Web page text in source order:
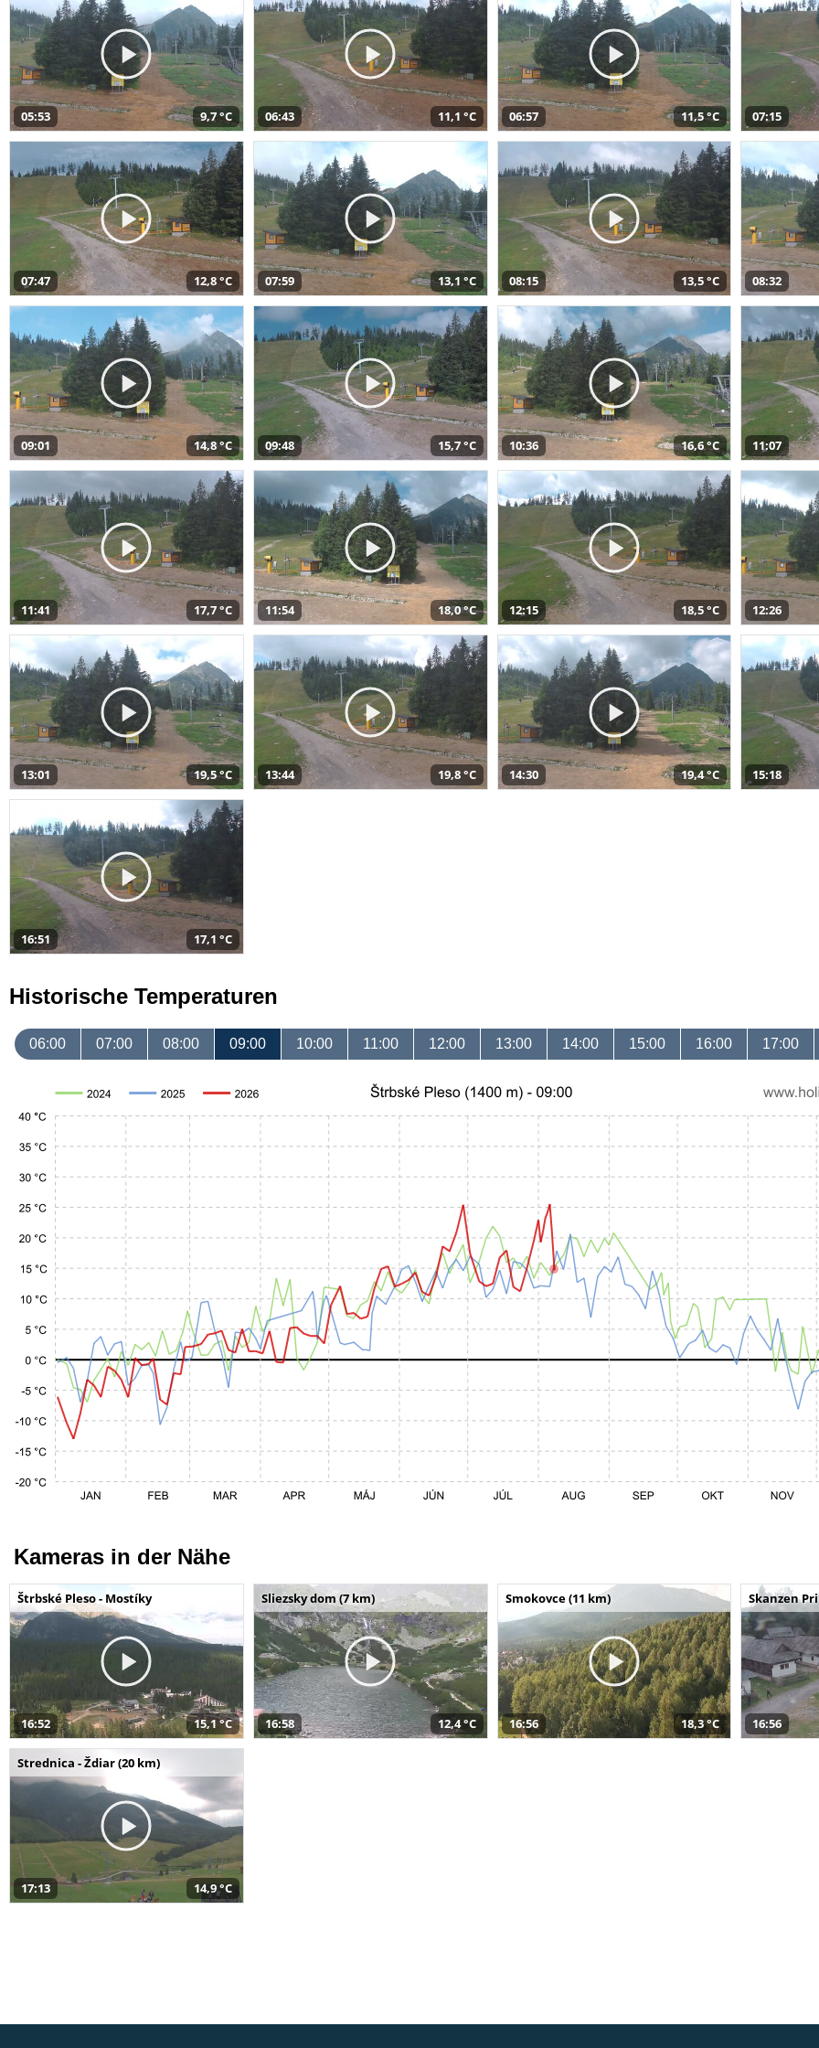
05:53 9,7 °C 06:43 11,1 °C 06:57 11,5 °C 07:15
07:47 12,8 °C 07:59 13,1 °C 08:15 13,5 °C 08:32
09:01 14,8 °C 09:48 15,7 °C 10:36 16,6 °C 11:07
11:41 17,7 °C 11:54 18,0 °C 12:15 18,5 °C 12:26
13:01 19,5 °C 13:44 19,8 °C 14:30 19,4 °C 15:18
16:51 17,1 °C
Historische Temperaturen
06:00 07:00 08:00 09:00 10:00 11:00 12:00 13:00 14:00 15:00 16:00 17:00
Kameras in der Nähe
Štrbské Pleso - Mostíky
16:52 15,1 °C
Sliezsky dom (7 km)
16:58 12,4 °C
Smokovce (11 km)
16:56 18,3 °C
Skanzen
16:56
Strednica - Ždiar (20 km)
17:13 14,9 °C